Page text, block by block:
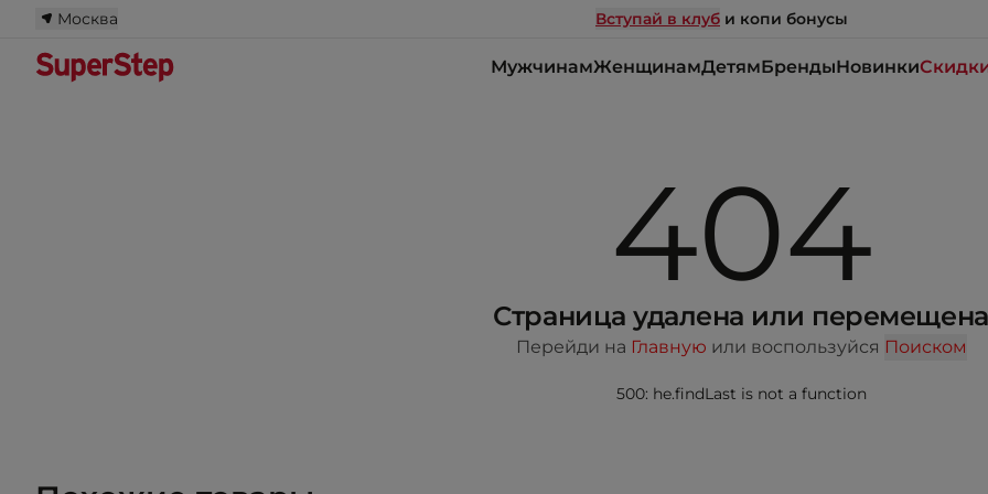
Москва Вступай в клуб и копи бонусы
МужчинамЖенщинамДетямБрендыНовинки
404
Страница удалена или перемещена
Перейди на Главную или воспользуйся Поиском
500: he.findLast is not a function